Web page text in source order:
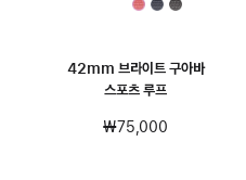
42mm 브라이트 구아바
스포츠 루프
₩75,000